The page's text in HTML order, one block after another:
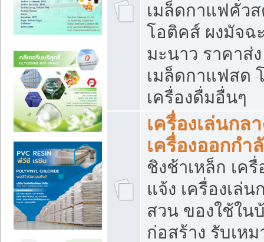
เมล็ดกาแฟคั่ว
โอติคส์ ผงมัจฉ
มะนาว ราคาส่
เมล็ดกาแฟสด
เครื่องดื่มอื่นๆ
เครื่องเล่นกล
เครื่องออกกำ
ชิงช้าเหล็ก เค
แจ้ง เครื่องเล่น
สวน ของใช้ใน
ก่อสร้าง รับเห